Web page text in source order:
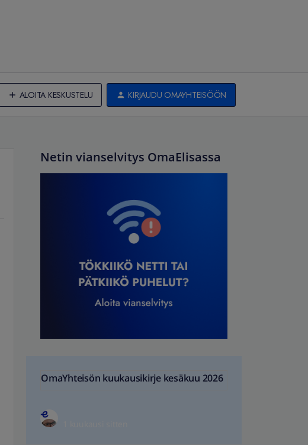
ALOITA KESKUSTELU KIRJAUDU OMAYHTEISÖÖN
Netin vianselvitys OmaElisassa
OmaYhteisön kuukausikirje kesäkuu 2026